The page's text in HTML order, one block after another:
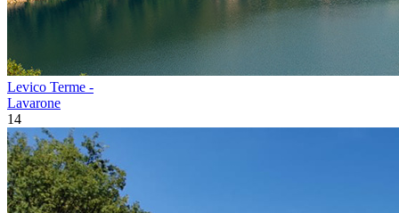
Levico Terme -
Lavarone
14